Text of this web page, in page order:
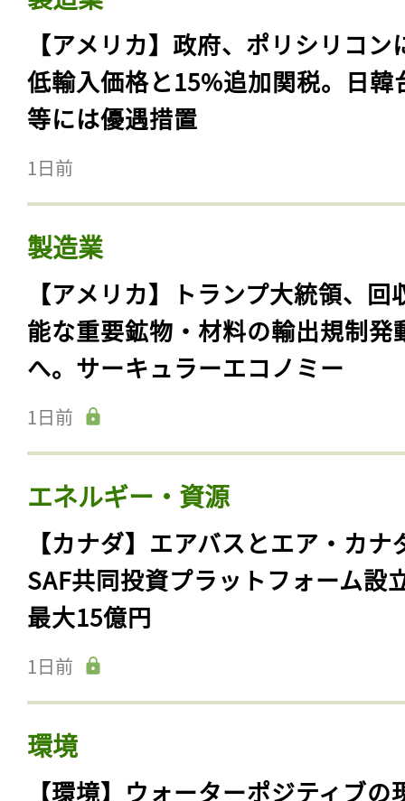
【アメリカ】政府、ポリシリコン
低輸入価格と15%追加関税。日韓
等には優遇措置
1日前
製造業
【アメリカ】トランプ大統領、回
能な重要鉱物・材料の輸出規制発
へ。サーキュラーエコノミー
1日前
エネルギー・資源
【カナダ】エアバスとエア・カナ
SAF共同投資プラットフォーム設
最大15億円
1日前
環境
【環境】ウォーターポジティブの